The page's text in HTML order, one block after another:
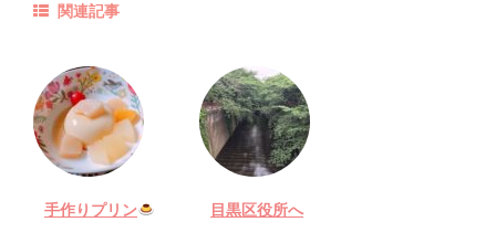
関連記事
手作りプリン 目黒区役所へ